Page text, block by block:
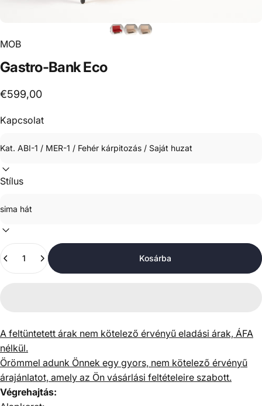
MOB
Gastro-BankEco
€599,00
Kapcsolat
Stílus
Mennyiség
Kosárba
A feltüntetett árak nem kötelező érvényű eladási árak, ÁFA
nélkül.
Örömmel adunk Önnek egy gyors, nem kötelező érvényű
árajánlatot, amely az Ön vásárlási feltételeire szabott.
Végrehajtás: